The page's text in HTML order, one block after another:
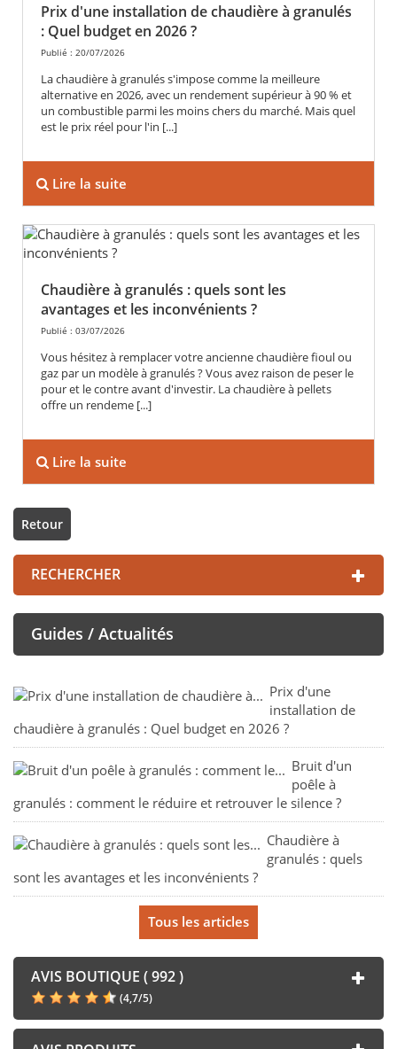
Prix d'une installation de chaudière à granulés
: Quel budget en 2026 ?
Publié : 20/07/2026
La chaudière à granulés s'impose comme la meilleure
alternative en 2026, avec un rendement supérieur à 90 % et
un combustible parmi les moins chers du marché. Mais quel
est le prix réel pour l'in [...]
Lire la suite
Chaudière à granulés : quels sont les
avantages et les inconvénients ?
Publié : 03/07/2026
Vous hésitez à remplacer votre ancienne chaudière fioul ou
gaz par un modèle à granulés ? Vous avez raison de peser le
pour et le contre avant d'investir. La chaudière à pellets
offre un rendeme [...]
Lire la suite
Retour
RECHERCHER
Guides / Actualités
Prix d'une
installation de
chaudière à granulés : Quel budget en 2026 ?
Bruit d'un
poêle à
granulés : comment le réduire et retrouver le silence ?
Chaudière à
granulés : quels
sont les avantages et les inconvénients ?
Tous les articles
AVIS BOUTIQUE ( 992 )
(4,7/5)